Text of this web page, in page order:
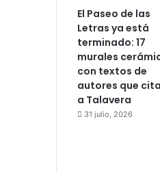
El Paseo de las
Letras ya está
terminado: 17
murales
con textos de
autores que
a Talavera
31 julio, 2026